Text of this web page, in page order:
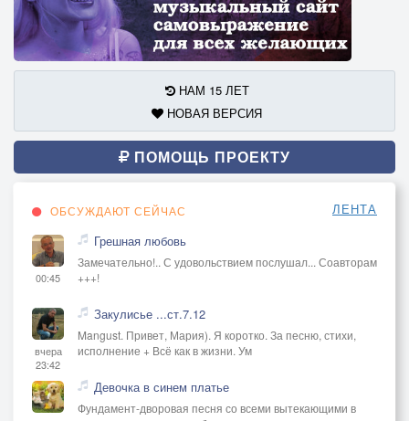
НАМ 15 ЛЕТ
НОВАЯ ВЕРСИЯ
ПОМОЩЬ ПРОЕКТУ
ОБСУЖДАЮТ СЕЙЧАС ЛЕНТА
00:45
Грешная любовь
Замечательно!.. С удовольствием послушал... Соавторам
+++!
вчера
23:42
Закулисье ...ст.7.12
Mangust. Привет, Мария). Я коротко. За песню, стихи,
исполнение + Всё как в жизни. Ум
Девочка в синем платье
Фундамент-дворовая песня со всеми вытекающими в